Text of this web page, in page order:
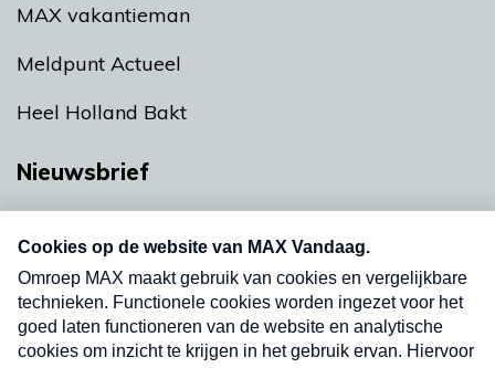
MAX vakantieman
Meldpunt Actueel
Heel Holland Bakt
Nieuwsbrief
nieuwsbrief. Elke vrijdag- en dinsdagochtend in
uw mailbox.
Verzend